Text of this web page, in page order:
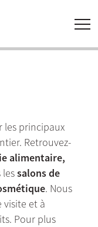
les principaux
Retrouvez-
alimentaire,
lessalons de
. Nous
visite et à
Pour plus